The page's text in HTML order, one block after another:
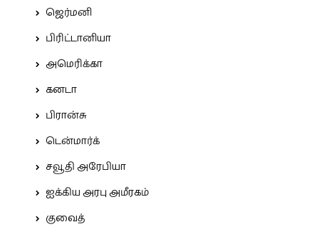
ஜெர்மனி
பிரிட்டானியா
அமெரிக்கா
கனடா
பிரான்சு
டென்மார்க்
சவூதி அரேபியா
ஐக்கிய அரபு அமீரகம்
குவைத்